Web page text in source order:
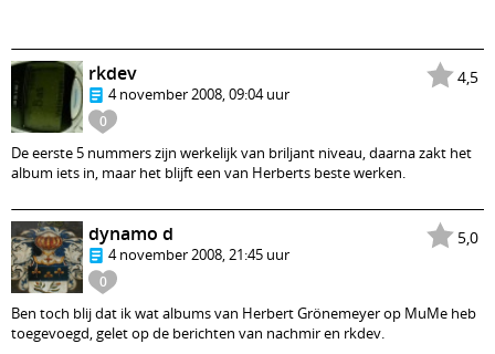
4,5
0
rkdev
4 november 2008, 09:04 uur
De eerste 5 nummers zijn werkelijk van briljant niveau, daarna zakt het
album iets in, maar het blijft een van Herberts beste werken.
5,0
0
dynamo d
4 november 2008, 21:45 uur
Ben toch blij dat ik wat albums van Herbert Grönemeyer op MuMe heb
toegevoegd, gelet op de berichten van nachmir en rkdev.